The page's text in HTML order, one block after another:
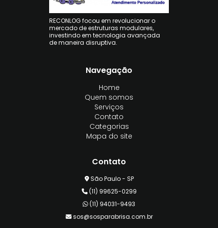
RECONLOG focou em revolucionar o
mercado de estruturas modulares,
investindo em tecnologia avançada
de maneira disruptiva.
Navegação
Home
Quem somos
Serviços
Contato
Categorias
Mapa do site
Contato
São Paulo - SP
(11) 99625-0299
(11) 94031-9493
sos@sosparabrisa.com.br